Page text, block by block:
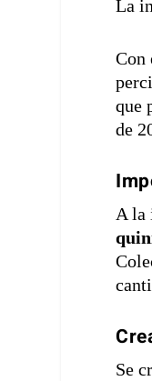
La
Con
que
de
A la
Se